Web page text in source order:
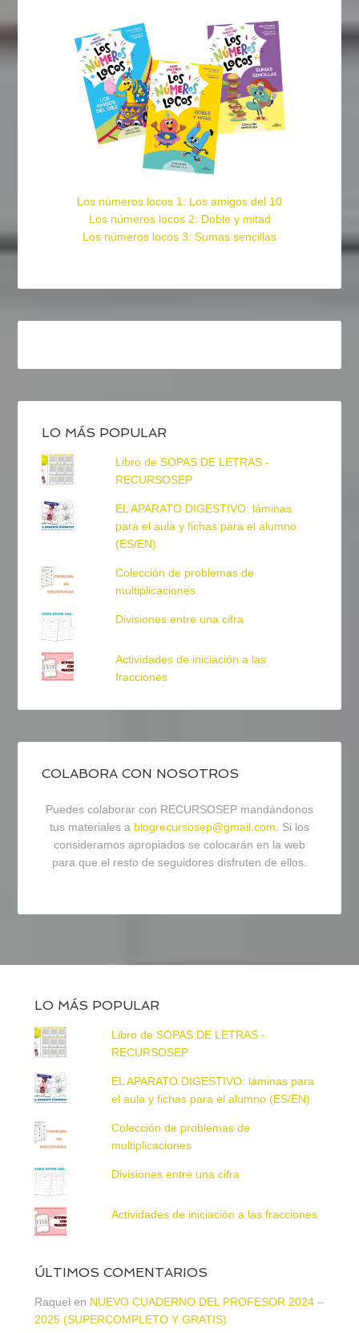
Los números locos 1: Los amigos del 10
Los números locos 2: Doble y mitad
Los números locos 3: Sumas sencillas
LO MÁS POPULAR
Libro de SOPAS DE LETRAS -
RECURSOSEP
EL APARATO DIGESTIVO: láminas
para el aula y fichas para el alumno
(ES/EN)
Colección de problemas de
multiplicaciones
Divisiones entre una cifra
Actividades de iniciación a las
fracciones
COLABORA CON NOSOTROS
Puedes colaborar con RECURSOSEP mandándonos
tus materiales a blogrecursosep@gmail.com. Si los
consideramos apropiados se colocarán en la web
para que el resto de seguidores disfruten de ellos.
LO MÁS POPULAR
Libro de SOPAS DE LETRAS -
RECURSOSEP
EL APARATO DIGESTIVO: láminas para
el aula y fichas para el alumno (ES/EN)
Colección de problemas de
multiplicaciones
Divisiones entre una cifra
Actividades de iniciación a las fracciones
ÚLTIMOS COMENTARIOS
Raquel en NUEVO CUADERNO DEL PROFESOR 2024 –
2025 (SUPERCOMPLETO Y GRATIS)